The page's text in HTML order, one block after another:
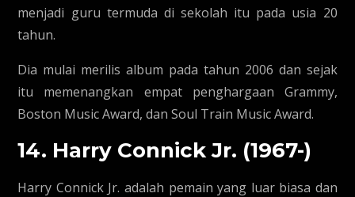
menjadi guru termuda di sekolah itu pada usia 20
tahun.
Dia mulai merilis album pada tahun 2006 dan sejak
itu memenangkan empat penghargaan Grammy,
Boston Music Award, dan Soul Train Music Award.
14. Harry Connick Jr. (1967-)
Harry Connick Jr. adalah pemain yang luar biasa dan